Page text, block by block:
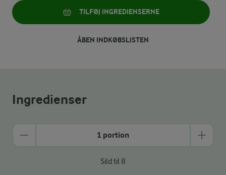
TILFØJ INGREDIENSERNE
ÅBEN INDKØBSLISTEN
Ingredienser
1 portion
Sild til 8